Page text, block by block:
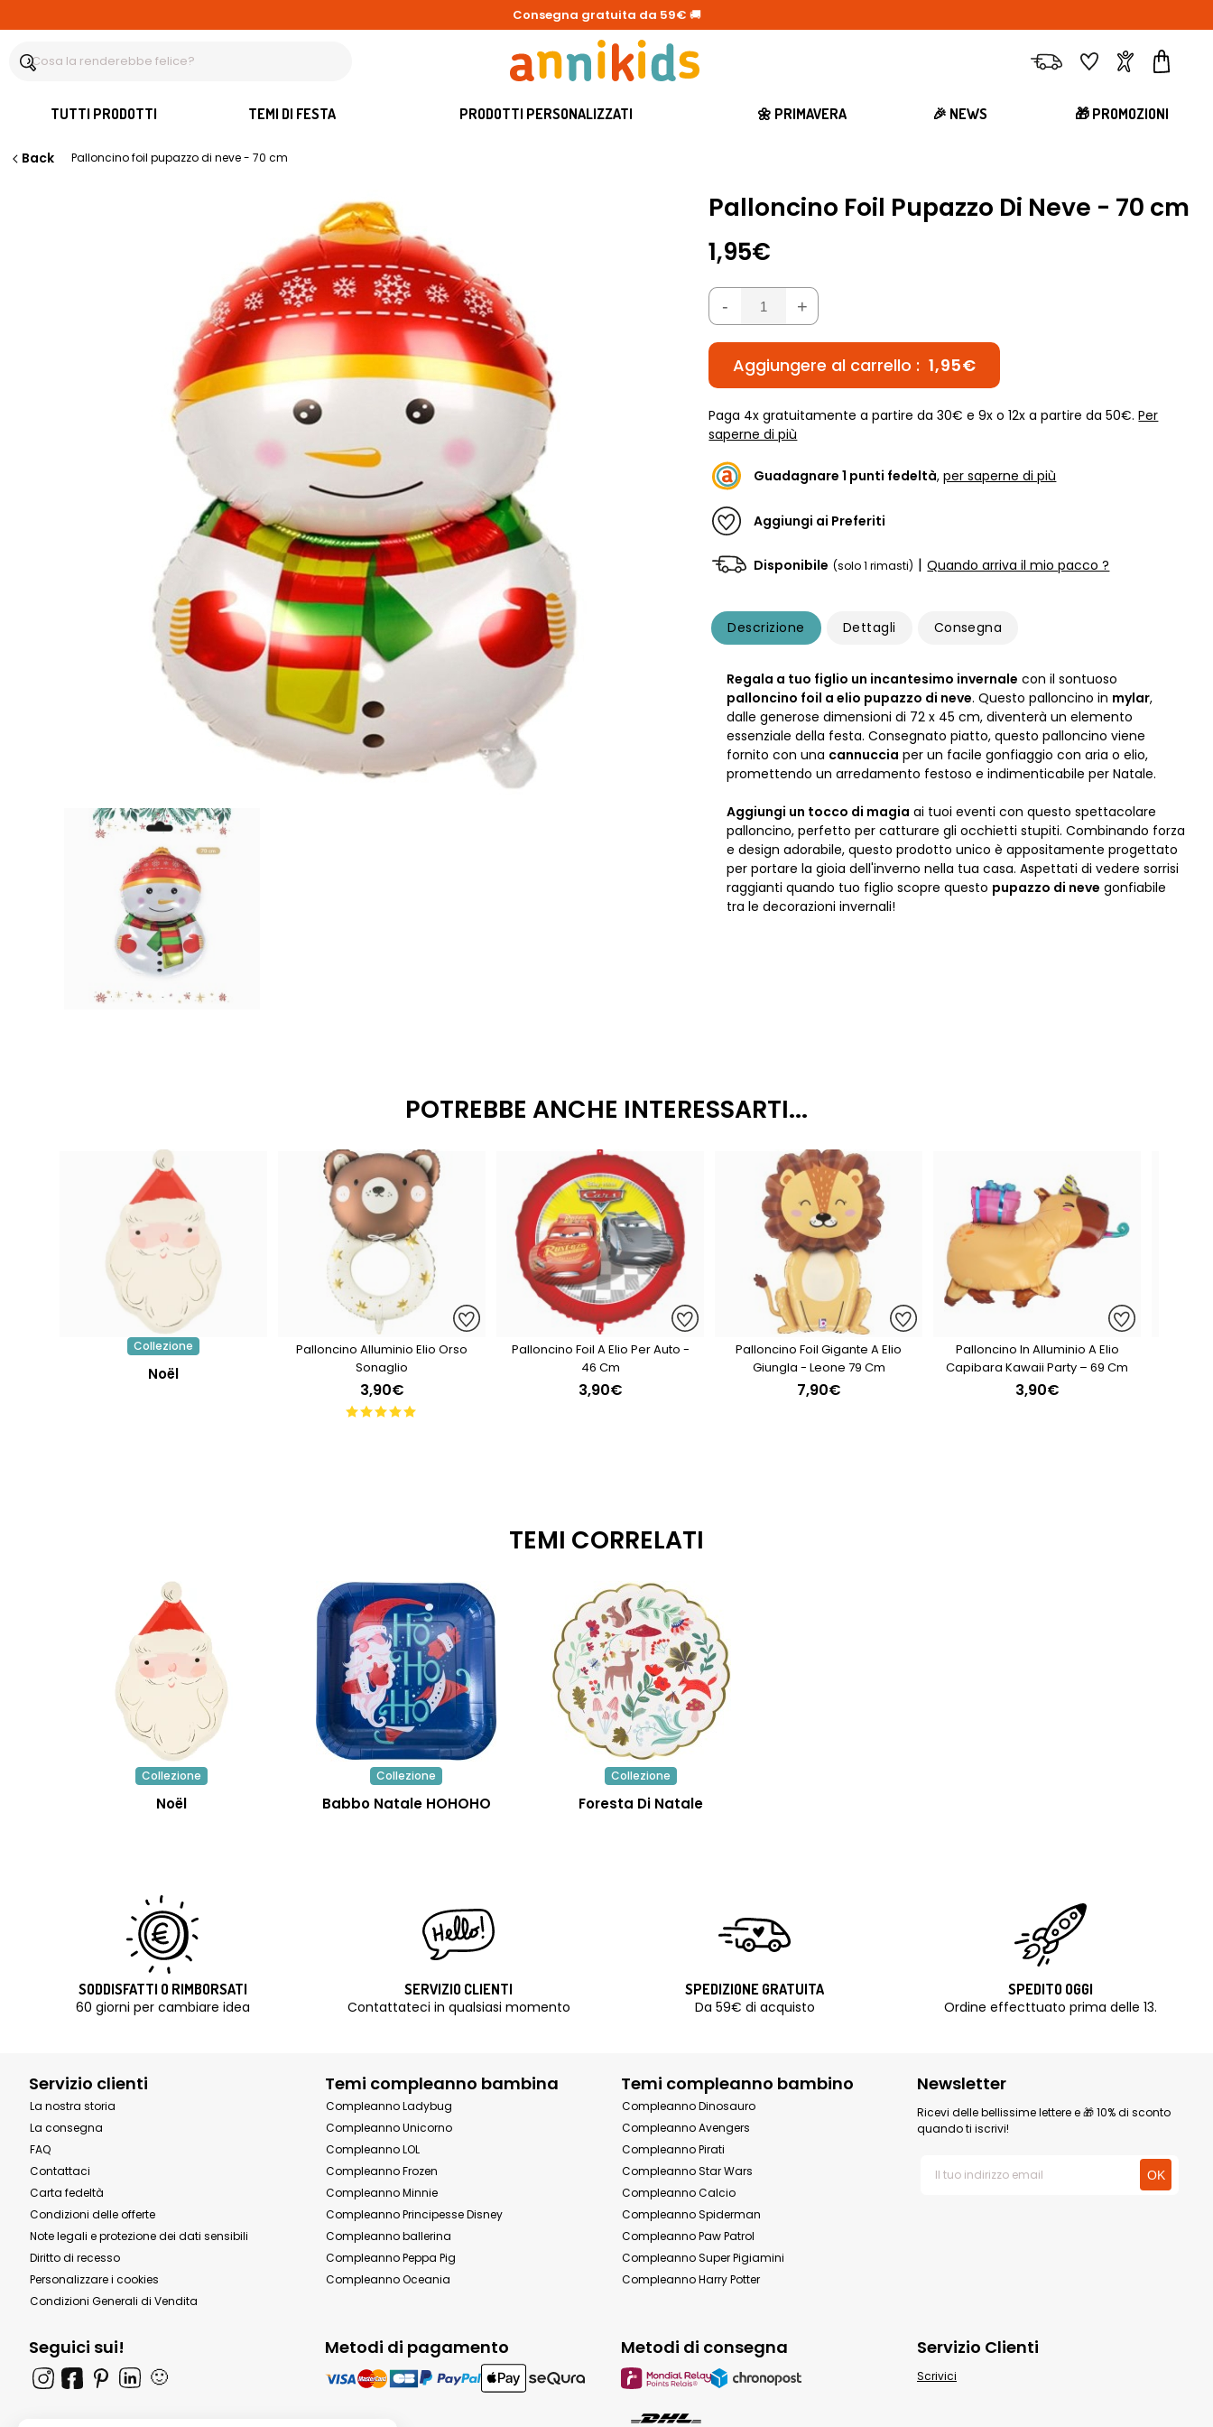
Consegna gratuita da 59€ 🚚
ConsegnaPreferitiAccount
TUTTI PRODOTTI TEMI DI FESTA PRODOTTI PERSONALIZZATI 🌼 PRIMAVERA 🎉 NEWS 🎁 PROMOZIONI
Back Palloncino foil pupazzo di neve - 70 cm
Palloncino Foil Pupazzo Di Neve - 70 cm
1,95€
- +
Aggiungere al carrello : 1,95€
Paga 4x gratuitamente a partire da 30€ e 9x o 12x a partire da 50€.Per
saperne di più
Guadagnare1 punti fedeltà,per saperne di più
Aggiungi ai Preferiti
Disponibile (solo 1 rimasti) | Quando arriva il mio pacco ?
Descrizione Dettagli Consegna
Regala a tuo figlio un incantesimo invernale con il sontuoso
palloncino foil a elio pupazzo di neve. Questo palloncino in mylar,
dalle generose dimensioni di 72 x 45 cm, diventerà un elemento
essenziale della festa. Consegnato piatto, questo palloncino viene
fornito con una cannuccia per un facile gonfiaggio con aria o elio,
promettendo un arredamento festoso e indimenticabile per Natale.
Aggiungi un tocco di magia ai tuoi eventi con questo spettacolare
palloncino, perfetto per catturare gli occhietti stupiti. Combinando forza
e design adorabile, questo prodotto unico è appositamente progettato
per portare la gioia dell'inverno nella tua casa. Aspettati di vedere sorrisi
raggianti quando tuo figlio scopre questo pupazzo di neve gonfiabile
tra le decorazioni invernali!
POTREBBE ANCHE INTERESSARTI...
Collezione
Noël
Palloncino Alluminio Elio Orso
Sonaglio
3,90€
Palloncino Foil A Elio Per Auto -
46 Cm
3,90€
Palloncino Foil Gigante A Elio
Giungla - Leone 79 Cm
7,90€
Palloncino In Alluminio A Elio
Capibara Kawaii Party – 69 Cm
3,90€
TEMI CORRELATI
Collezione
Noël
Collezione
Babbo Natale HOHOHO
Collezione
Foresta Di Natale
SODDISFATTI O RIMBORSATI
60 giorni per cambiare idea
SERVIZIO CLIENTI
Contattateci in qualsiasi momento
SPEDIZIONE GRATUITA
Da 59€ di acquisto
SPEDITO OGGI
Ordine effecttuato prima delle 13.
Servizio clienti
La nostra storia
La consegna
FAQ
Contattaci
Carta fedeltà
Condizioni delle offerte
Note legali e protezione dei dati sensibili
Diritto di recesso
Personalizzare i cookies
Condizioni Generali di Vendita
Temi compleanno bambina
Compleanno Ladybug
Compleanno Unicorno
Compleanno LOL
Compleanno Frozen
Compleanno Minnie
Compleanno Principesse Disney
Compleanno ballerina
Compleanno Peppa Pig
Compleanno Oceania
Temi compleanno bambino
Compleanno Dinosauro
Compleanno Avengers
Compleanno Pirati
Compleanno Star Wars
Compleanno Calcio
Compleanno Spiderman
Compleanno Paw Patrol
Compleanno Super Pigiamini
Compleanno Harry Potter
Newsletter
Ricevi delle bellissime lettere e 🎁 10% di sconto
quando ti iscrivi!
Seguici sui!
🙂
Metodi di pagamento Metodi di consegna Servizio Clienti
Scrivici